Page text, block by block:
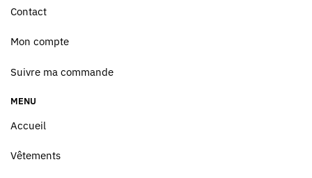
Contact
Mon compte
Suivre ma commande
MENU
Accueil
Vêtements